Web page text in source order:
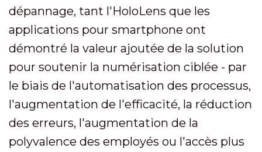
dépannage, tant l'HoloLens que les
applications pour smartphone ont
démontré la valeur ajoutée de la solution
pour soutenir la numérisation ciblée - par
le biais de l'automatisation des processus,
l'augmentation de l'efficacité, la réduction
des erreurs, l'augmentation de la
polyvalence des employés ou l'accès plus